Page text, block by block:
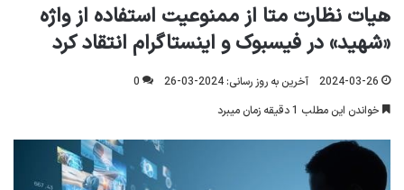
هیات نظارت متا از ممنوعیت استفاده از واژه
«شهید» در فیسبوک و اینستاگرام انتقاد کرد
2024-03-26 آخرین به روز رسانی: 2024-03-26
0
خواندن این مطلب 1 دقیقه زمان میبرد